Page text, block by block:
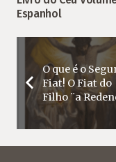
Espanhol
O que é o
Fiat! O Fiat do
Filho ¨a